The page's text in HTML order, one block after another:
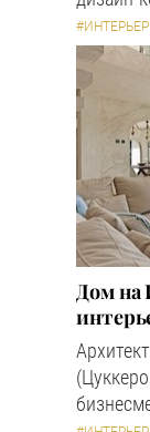
#ИНТЕРЬЕР
Дом на